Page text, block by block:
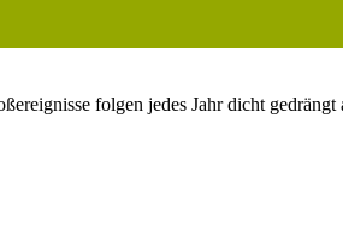
folgen jedes Jahr dicht